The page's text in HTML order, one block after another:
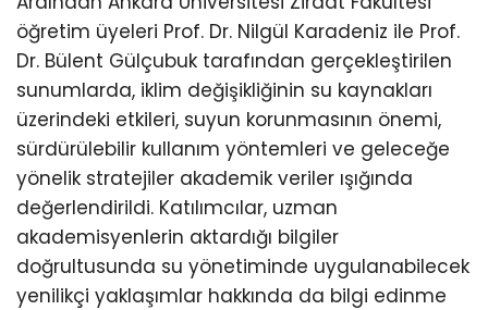
öğretim üyeleri Prof. Dr. Nilgül Karadeniz ile Prof.
Dr. Bülent Gülçubuk tarafından gerçekleştirilen
sunumlarda, iklim değişikliğinin su kaynakları
üzerindeki etkileri, suyun korunmasının önemi,
sürdürülebilir kullanım yöntemleri ve geleceğe
yönelik stratejiler akademik veriler ışığında
değerlendirildi. Katılımcılar, uzman
akademisyenlerin aktardığı bilgiler
doğrultusunda su yönetiminde uygulanabilecek
yenilikçi yaklaşımlar hakkında da bilgi edinme